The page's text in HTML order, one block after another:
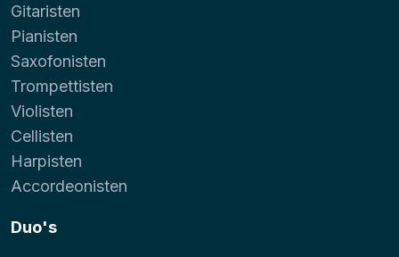
Gitaristen
Pianisten
Saxofonisten
Trompettisten
Violisten
Cellisten
Harpisten
Accordeonisten
Duo's